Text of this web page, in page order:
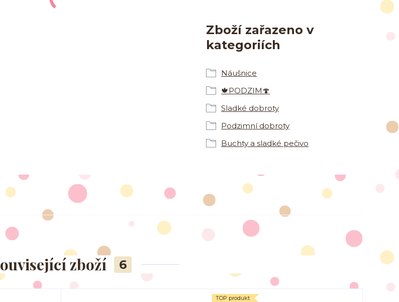
Zboží zařazeno v
kategoriích
Náušnice
🍁PODZIM🍄
Sladké dobroty
Podzimní dobroty
Buchty a sladké pečivo
zboží 6
TOP produkt